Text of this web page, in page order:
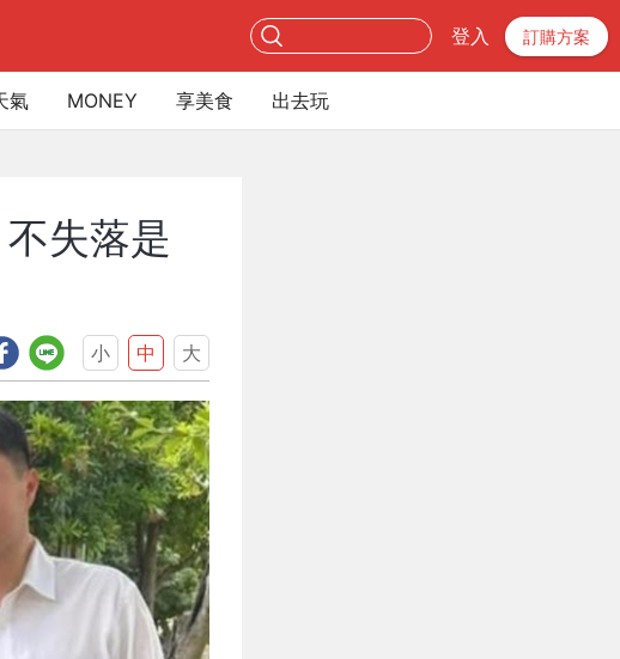
登入 訂購方案
氣 MONEY 享美食 出去玩
失落是
小 中 大